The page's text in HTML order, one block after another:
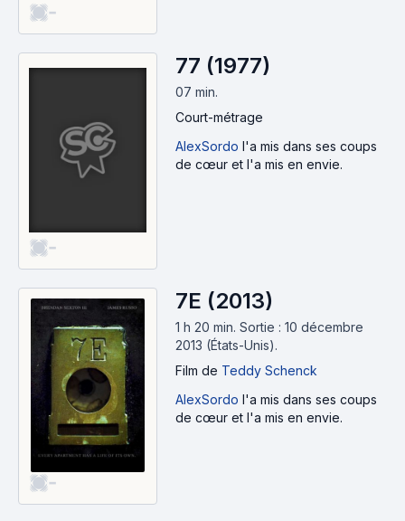
-
-
77 (1977)
07 min.
Court-métrage
AlexSordo l'a mis dans ses coups
de cœur et l'a mis en envie.
-
7E (2013)
1 h 20 min. Sortie : 10 décembre
2013 (États-Unis).
Film de Teddy Schenck
AlexSordo l'a mis dans ses coups
de cœur et l'a mis en envie.